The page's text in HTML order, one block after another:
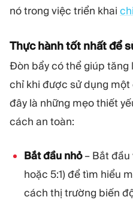
nó trong việc triển khai
Thực hành tốt nhất để
Đòn bẩy có thể giúp tăng
chỉ khi được sử dụng
đây là những mẹo thiết
cách an toàn:
Bắt đầu nhỏ– Bắt đầu
hoặc 5:1) để tìm hiểu
cách thị trường biến